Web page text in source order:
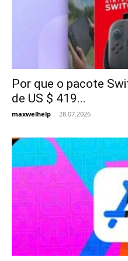
Por que o pacote
de US $ 419...
maxwelhelp - 28.07.2026